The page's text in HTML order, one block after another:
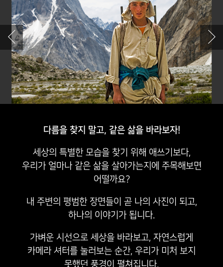
다름을 찾지 말고, 같은 삶을 바라보자!
세상의 특별한 모습을 찾기 위해 애쓰기보다,
우리가 얼마나 같은 삶을 살아가는지에 주목해보면
어떨까요?
내 주변의 평범한 장면들이 곧 나의 사진이 되고,
하나의 이야기가 됩니다.
가벼운 시선으로 세상을 바라보고, 자연스럽게
카메라 셔터를 눌러보는 순간, 우리가 미처 보지
못했던 풍경이 펼쳐집니다.